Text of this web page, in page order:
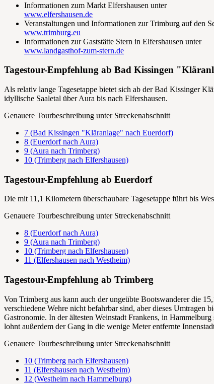
Informationen zum Markt Elfershausen unter
www.elfershausen.de
Veranstaltungen und Informationen zur Trimburg auf den
www.trimburg.eu
Informationen zur Gaststätte Stern in Elfershausen unter
www.landgasthof-zum-stern.de
Tagestour-Empfehlung ab Bad Kissingen
Als relativ lange Tagesetappe bietet sich ab der Bad Kissinger
idyllische Saaletal über Aura bis nach Elfershausen.
Genauere Tourbeschreibung unter Streckenabschnitt
7 (Bad Kissingen "Kläranlage" nach Euerdorf)
8 (Euerdorf nach Aura)
9 (Aura nach Trimberg)
10 (Trimberg nach Elfershausen)
Tagestour-Empfehlung ab Euerdorf
Die mit 11,1 Kilometern überschaubare Tagesetappe führt bis
Genauere Tourbeschreibung unter Streckenabschnitt
8 (Euerdorf nach Aura)
9 (Aura nach Trimberg)
10 (Trimberg nach Elfershausen)
11 (Elfershausen nach Westheim)
Tagestour-Empfehlung ab Trimberg
Von Trimberg aus kann auch der ungeübte Bootswanderer die
verschiedene Wehre nicht befahrbar sind, aber dieses Umtragen
Gastronomie. In der ältesten Weinstadt Frankens, in
lohnt außerdem der Gang in die wenige Meter entfernte
Genauere Tourbeschreibung unter Streckenabschnitt
10 (Trimberg nach Elfershausen)
11 (Elfershausen nach Westheim)
12 (Westheim nach Hammelburg)